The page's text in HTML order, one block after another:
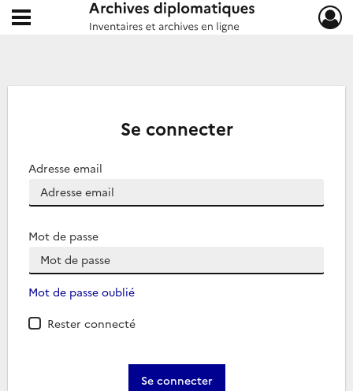
Archives diplomatiques
Ouvrir le menu déroulant
Se connecter
Adresse email
Mot de passe
Mot de passe oublié
Rester connecté
Se connecter